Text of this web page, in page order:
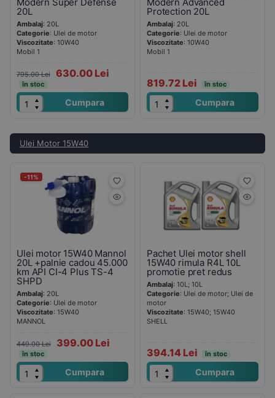
20L
Ambalaj: 20L
Categorie: Ulei de motor
Viscozitate: 10W40
Mobil 1
795.00 Lei 630.00 Lei
în stoc
Cumpara
Protection 20L
Ambalaj: 20L
Categorie: Ulei de motor
Viscozitate: 10W40
Mobil 1
819.72 Lei în stoc
Cumpara
Ulei Motor 15W40
-11%
Ulei motor 15W40 Mannol
20L +palnie cadou 45.000
km API CI-4 Plus TS-4
SHPD
Ambalaj: 20L
Categorie: Ulei de motor
Viscozitate: 15W40
MANNOL
449.00 Lei 399.00 Lei
în stoc
Cumpara
Pachet Ulei motor shell
15W40 rimula R4L 10L
promotie pret redus
Ambalaj: 10L; 10L
Categorie: Ulei de motor; Ulei de
motor
Viscozitate: 15W40; 15W40
SHELL
394.14 Lei în stoc
Cumpara